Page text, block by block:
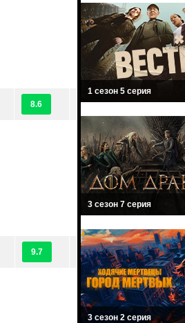
8.6
9.7
1 сезон 5 серия
3 сезон 7 серия
3 сезон 2 серия